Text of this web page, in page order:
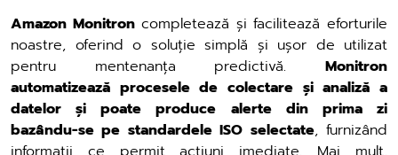
Amazon Monitroncompletează și facilitează eforturile
noastre, oferind o soluție simplă și ușor de utilizat
pentru mentenanța predictivă. Monitron
automatizează procesele de colectare și analiză a
datelor și poate produce alerte din prima zi
bazându-se pe standardele ISO selectate, furnizând